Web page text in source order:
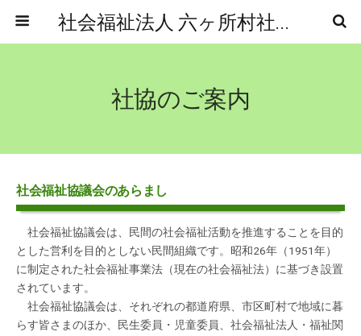
社会福祉法人 六ヶ所村社会福祉協議会
社協のご案内
社会福祉協議会のあらまし
社会福祉協議会は、民間の社会福祉活動を推進することを目的
とした営利を目的としない民間組織です。昭和26年（1951年）
に制定された社会福祉事業法（現在の社会福祉法）に基づき設置
されています。
社会福祉協議会は、それぞれの都道府県、市区町村で地域に暮
らす皆さまのほか、民生委員・児童委員、社会福祉法人・福祉関